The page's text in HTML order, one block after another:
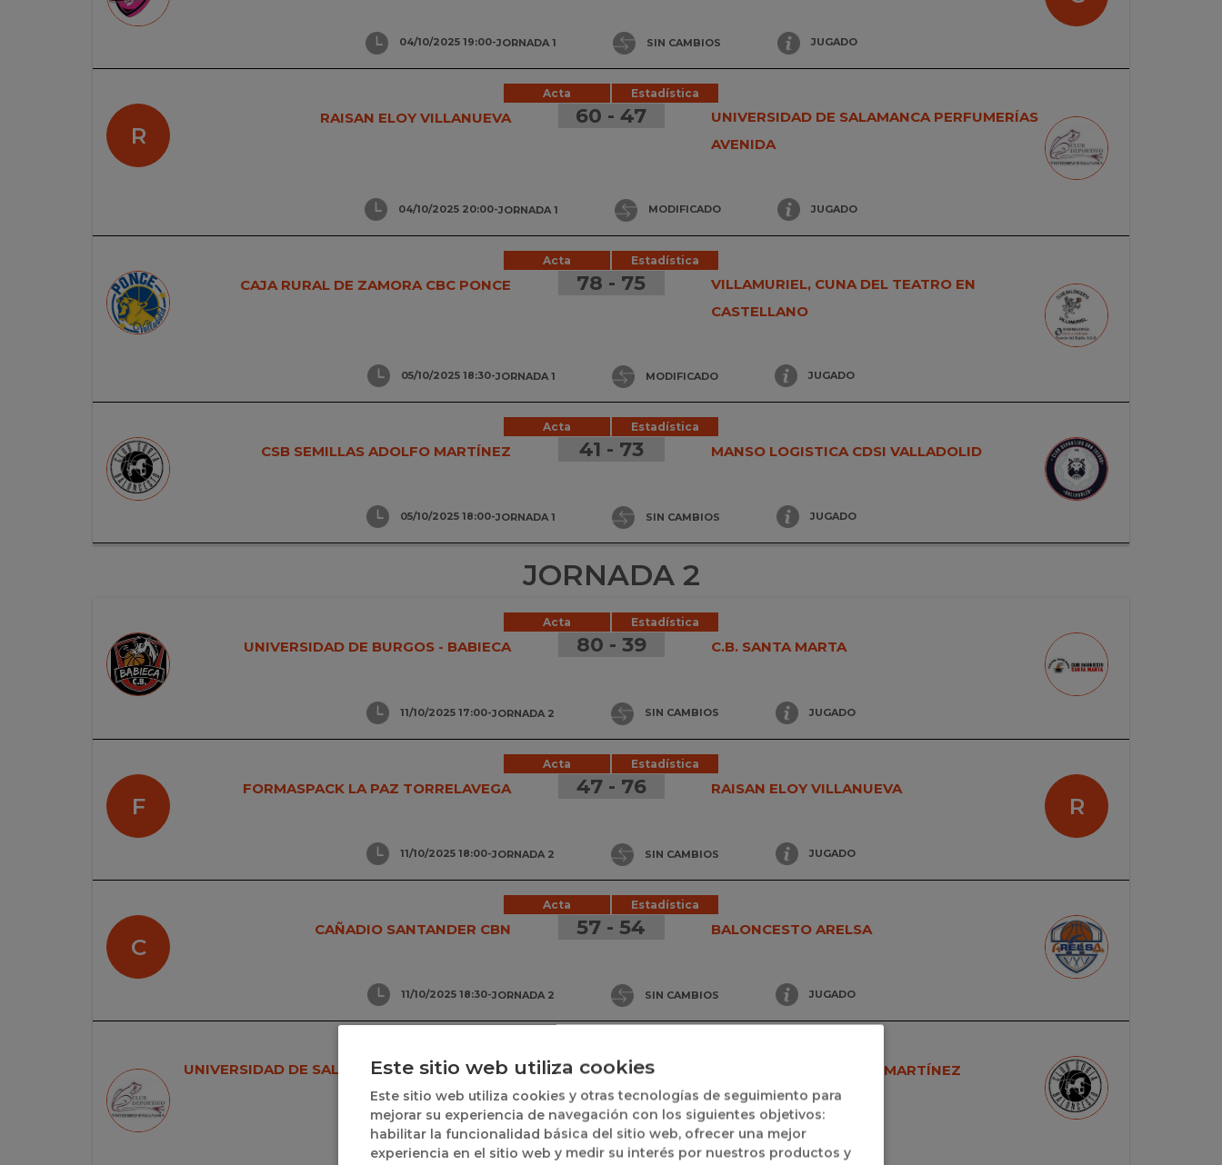
04/10/2025 19:00-JORNADA 1 SIN CAMBIOS JUGADO
Acta Estadística
R
RAISAN ELOY VILLANUEVA 60 - 47
UNIVERSIDAD DE SALAMANCA PERFUMERÍAS
AVENIDA
04/10/2025 20:00-JORNADA 1 MODIFICADO JUGADO
Acta Estadística
CAJA RURAL DE ZAMORA CBC PONCE 78 - 75
VILLAMURIEL, CUNA DEL TEATRO EN
CASTELLANO
05/10/2025 18:30-JORNADA 1 MODIFICADO JUGADO
Acta Estadística
CSB SEMILLAS ADOLFO MARTÍNEZ 41 - 73 MANSO LOGISTICA CDSI VALLADOLID
05/10/2025 18:00-JORNADA 1 SIN CAMBIOS JUGADO
JORNADA 2
Acta Estadística
UNIVERSIDAD DE BURGOS - BABIECA 80 - 39 C.B. SANTA MARTA
11/10/2025 17:00-JORNADA 2 SIN CAMBIOS JUGADO
Acta Estadística
F
FORMASPACK LA PAZ TORRELAVEGA 47 - 76 RAISAN ELOY VILLANUEVA
R
11/10/2025 18:00-JORNADA 2 SIN CAMBIOS JUGADO
Acta Estadística
C
CAÑADIO SANTANDER CBN 57 - 54 BALONCESTO ARELSA
11/10/2025 18:30-JORNADA 2 SIN CAMBIOS JUGADO
UNIVERSIDAD DE SALAMANCA PERFUMERÍAS
AVENIDA
100 - 47 CSB SEMILLAS ADOLFO MARTÍNEZ
11/10/2025 19:30 -JORNADA 2 SIN CAMBIOS JUGADO
Este sitio web utiliza cookies
Este sitio web utiliza cookies y otras tecnologías de seguimiento para
mejorar su experiencia de navegación con los siguientes objetivos:
habilitar la funcionalidad básica del sitio web, ofrecer una mejor
experiencia en el sitio web y medir su interés por nuestros productos y